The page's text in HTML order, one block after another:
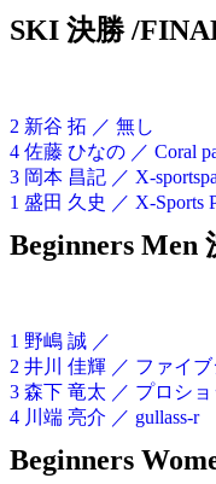
SKI 決勝 /
2 新谷 拓 ／ 無し
4 佐藤 ひなの ／ Coral
3 岡本 昌記 ／ X-
1 盛田 久史 ／ X-Sports
Beginners Men
1 野嶋 誠 ／
2 井川 佳輝 ／ ファイ
3 森下 竜太 ／ プロシ
4 川端 亮介 ／ gullass-r
Beginners